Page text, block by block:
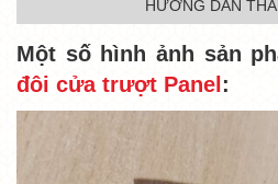
HƯỚNG DẪN
Một số hình ảnh sản
đôi cửa trượt Panel: